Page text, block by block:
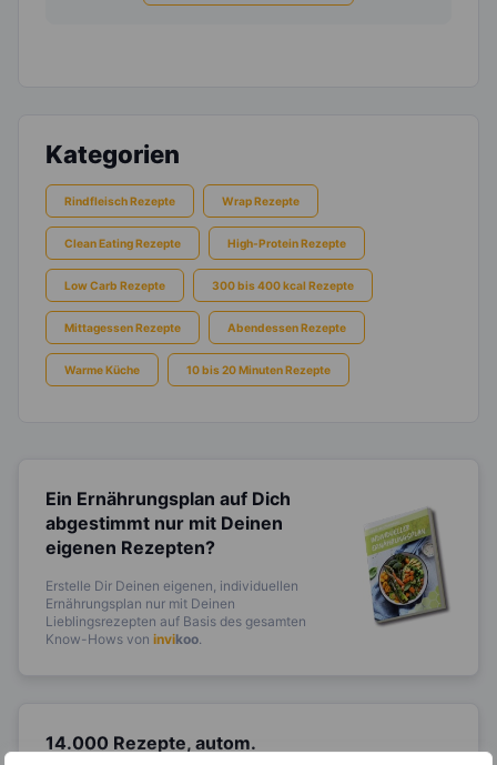
Kategorien
Rindfleisch Rezepte Wrap Rezepte
Clean Eating Rezepte High-Protein Rezepte
Low Carb Rezepte 300 bis 400 kcal Rezepte
Mittagessen Rezepte Abendessen Rezepte
Warme Küche 10 bis 20 Minuten Rezepte
Ein Ernährungsplan auf Dich
abgestimmt nur mit Deinen
eigenen Rezepten?
Erstelle Dir Deinen eigenen, individuellen
Ernährungsplan nur mit Deinen
Lieblingsrezepten auf Basis des gesamten
Know-Hows von invikoo
14.000 Rezepte, autom.